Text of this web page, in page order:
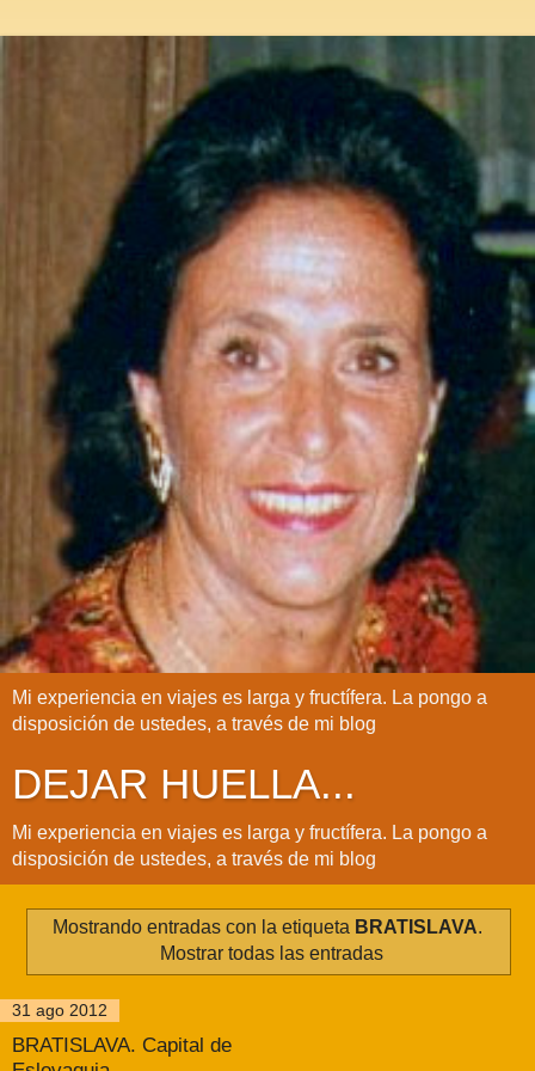
Mi experiencia en viajes es larga y fructífera. La pongo a
disposición de ustedes, a través de mi blog
DEJAR HUELLA...
Mi experiencia en viajes es larga y fructífera. La pongo a
disposición de ustedes, a través de mi blog
Mostrando entradas con la etiqueta BRATISLAVA.
Mostrar todas las entradas
31 ago 2012
BRATISLAVA. Capital de